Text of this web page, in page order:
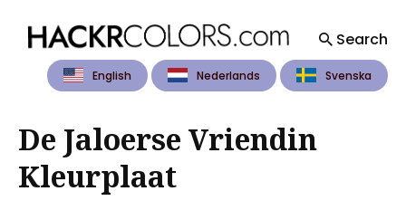
Search
English Nederlands Svenska
Search
Blog
De Jaloerse Vriendin
Kleurplaat